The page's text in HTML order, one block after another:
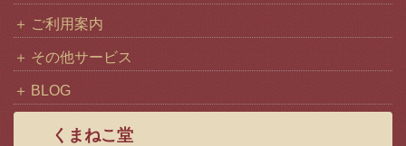
ご利用案内
その他サービス
BLOG
くまねこ堂